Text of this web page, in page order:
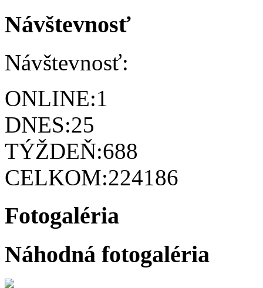
Návštevnosť
Návštevnosť:
ONLINE:1
DNES:25
TÝŽDEŇ:688
CELKOM:224186
Fotogaléria
Náhodná fotogaléria